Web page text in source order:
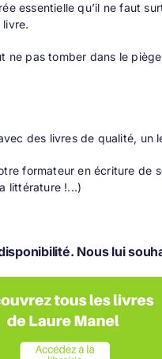
essentielle qu’il ne faut
pas tomber dans le
des livres de qualité,
formateur en écriture de
littérature !...)
Nous lui